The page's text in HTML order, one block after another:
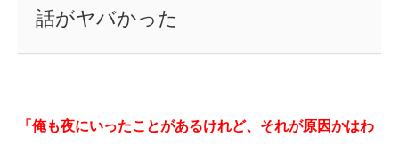
話がヤバかった
「俺も夜にいったことがあるけれど、それが原因かはわ